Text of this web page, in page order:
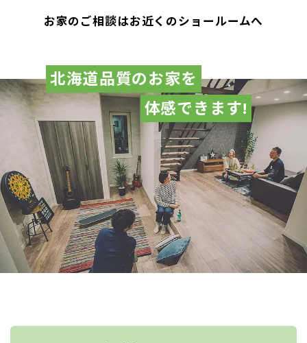
お家のご相談はお近くのショールームへ
北海道品質のお家を
体感できます!